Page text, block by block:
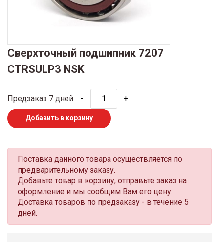
Сверхточный подшипник 7207
CTRSULP3 NSK
Предзаказ 7 дней - +
Добавить в корзину
Поставка данного товара осуществляется по
предварительному заказу.
Добавьте товар в корзину, отправьте заказ на
оформление и мы сообщим Вам его цену.
Доставка товаров по предзаказу - в течение 5
дней.